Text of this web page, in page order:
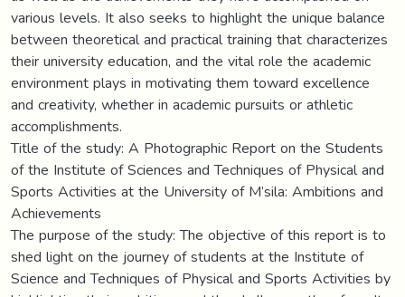
various levels. It also seeks to highlight the unique balance
between theoretical and practical training that characterizes
their university education, and the vital role the academic
environment plays in motivating them toward excellence
and creativity, whether in academic pursuits or athletic
accomplishments.
Title of the study: A Photographic Report on the Students
of the Institute of Sciences and Techniques of Physical and
Sports Activities at the University of M’sila: Ambitions and
Achievements
The purpose of the study: The objective of this report is to
shed light on the journey of students at the Institute of
Science and Techniques of Physical and Sports Activities by